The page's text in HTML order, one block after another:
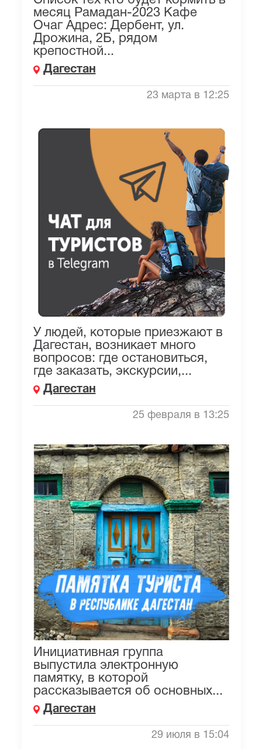
месяц Рамадан-2023 Кафе
Очаг Адрес: Дербент, ул.
Дрожина, 2Б, рядом
крепостной...
Дагестан
23 марта в 12:25
У людей, которые приезжают в
Дагестан, возникает много
вопросов: где остановиться,
где заказать, экскурсии,...
Дагестан
25 февраля в 13:25
Инициативная группа
выпустила электронную
памятку, в которой
рассказывается об основных...
Дагестан
29 июля в 15:04